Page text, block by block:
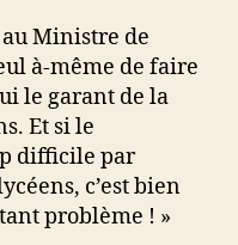
Ministre de
à-même de faire
le garant de la
Et si le
difficile par
c’est bien
problème ! »